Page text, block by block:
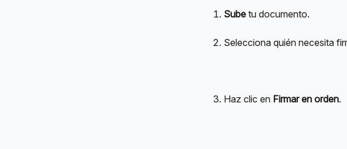
Sube tu documento.
Selecciona quién necesita
Haz clic en Firmar en orden.